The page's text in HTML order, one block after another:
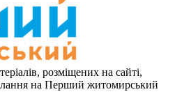
розміщених на сайті,
на Перший житомирський